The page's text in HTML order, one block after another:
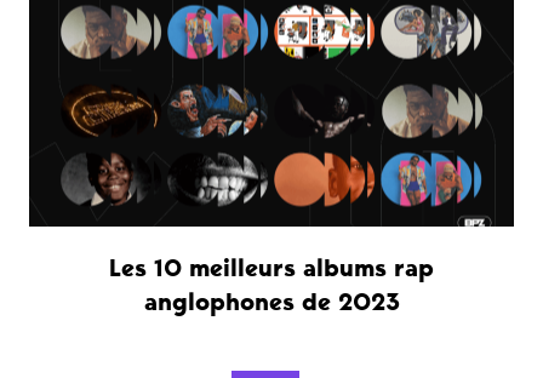
Les 10 meilleurs albums rap
anglophones de 2023